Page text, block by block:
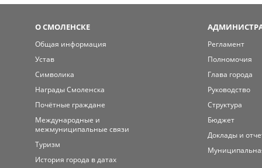
О СМОЛЕНСКЕ
Общая информация
Устав
Символика
Награды Смоленска
Почётные граждане
Международные и
межмуниципальные связи
Туризм
История города в датах
Регламент
Полномочия
Глава города
Руководство
Структура
Бюджет
Доклады и